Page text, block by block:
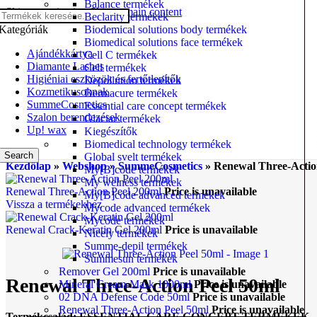
Skip to navigationSkip to main content
Ajándékkártya
Diamante Lashes
Higiéniai eszközök és fertőtlenítők
Kozmetikusoknak
SummeCosmetics
Szalon berendezések
Up! wax
Search
Balance termékek
Beclarity termékek
Biodemical solutions body termékek
Biomedical solutions face termékek
Cell C termékek
Cell termékek
Depollution termékek
Dermacure termékek
Essential care concept termékek
Glaciar termékek
Kiegészítők
Biomedical technology termékek
Global svelt termékek
My[B]code termékek
My welness termékek
My[B]code advanced termékek
Mycode advanced termékek
Mycode termékek
Nicely termékek
Summe-depil termékek
Summesun termékek
Remover Gel 200ml Price is unavailable
Mineral Cream-Mask 1000mlPrice is unavailable
02 DNA Defense Code 50ml Price is unavailable
Renewal Three-Action Peel 50ml Price is unavailable
Kezdőlap » Webshop»SummeCosmetics » Renewal Three-
Renewal Three-Action Peel 200mlPrice is unavailable
Vissza a termékekhez
Renewal Crack-Keratin Gel 200ml Price is unavailable
Renewal Three-Action Peel 50ml